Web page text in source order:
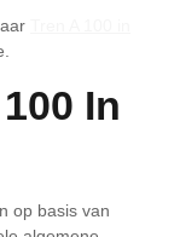
In
op basis van